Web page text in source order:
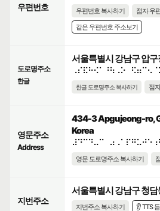
우편번호 우편번호 복사하기 점자 우
같은 우편번호 주소보기
도로명주소
한글
서울특별시 강남구 압
한글 도로명주소 복사하기 점
영문주소
Address
434-3 Apgujeong-ro,
Korea
영문 도로명주소 복사하기
지번주소
서울특별시 강남구 청
지번주소 복사하기 👂 TTS